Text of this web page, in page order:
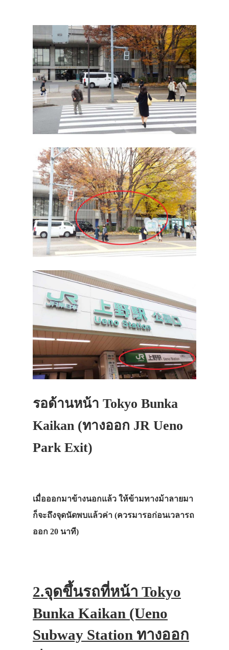
รอด้านหน้า Tokyo Bunka
Kaikan (ทางออก JR Ueno
Park Exit)
เมื่อออกมาข้างนอกแล้ว ให้ข้ามทางม้าลายมา
ก็จะถึงจุดนัดพบแล้วค่า (ควรมารอก่อนเวลารถ
ออก 20 นาที)
2.จุดขึ้นรถที่หน้า Tokyo
Bunka Kaikan (Ueno
Subway Station ทางออก